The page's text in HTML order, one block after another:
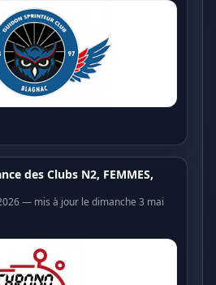
des Clubs N2, FEMMES,
— mis à jour le dimanche 3 mai